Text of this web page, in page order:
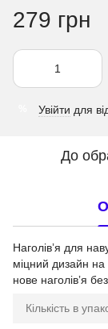
279 грн
Увійти для
До
Наголівʼя для
міцний дизайн на
нове наголівʼя
Кількість в